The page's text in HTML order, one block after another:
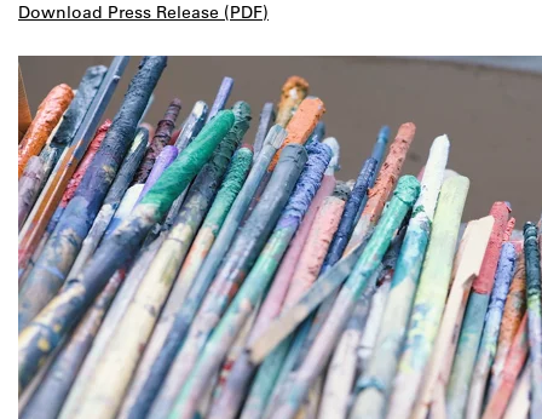
Download Press Release (PDF)